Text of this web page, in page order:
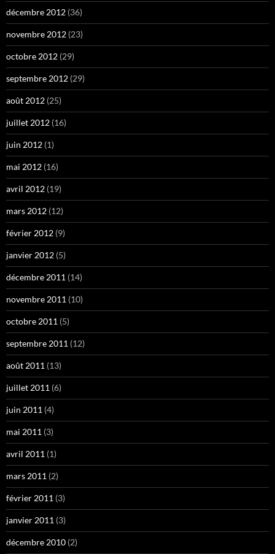
décembre 2012 (36)
novembre 2012 (23)
octobre 2012 (29)
septembre 2012 (29)
août 2012 (25)
juillet 2012 (16)
juin 2012 (1)
mai 2012 (16)
avril 2012 (19)
mars 2012 (12)
février 2012 (9)
janvier 2012 (5)
décembre 2011 (14)
novembre 2011 (10)
octobre 2011 (5)
septembre 2011 (12)
août 2011 (13)
juillet 2011 (6)
juin 2011 (4)
mai 2011 (3)
avril 2011 (1)
mars 2011 (2)
février 2011 (3)
janvier 2011 (3)
décembre 2010 (2)